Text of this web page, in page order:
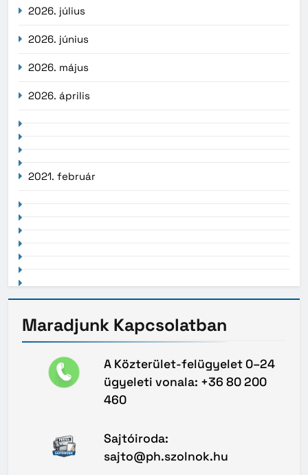
2026. július
2026. június
2026. május
2026. április
2021. február
Maradjunk Kapcsolatban
A Közterület-felügyelet 0–24
ügyeleti vonala: +36 80 200
460
Sajtóiroda:
sajto@ph.szolnok.hu